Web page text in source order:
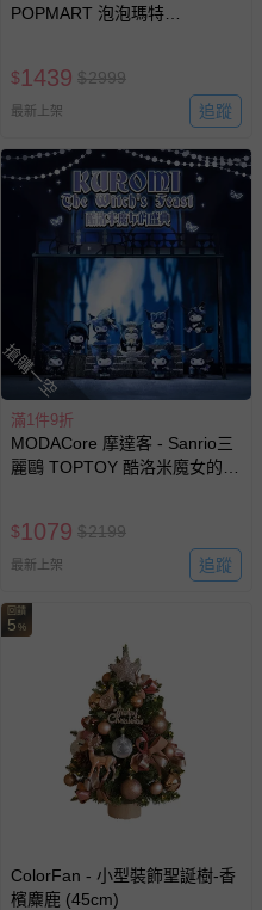
POPMART 泡泡瑪特
手辦模型(隨機2盒入)
$1439 $2999
最新上架 追蹤
搶購一空
滿1件9折
MODACore 摩達客 - Sanrio三
麗鷗 TOPTOY 酷洛米魔女的盛
$1079 $2199
最新上架 追蹤
回饋
5 %
ColorFan - 小型裝飾聖誕樹-香
檳麋鹿 (45cm)